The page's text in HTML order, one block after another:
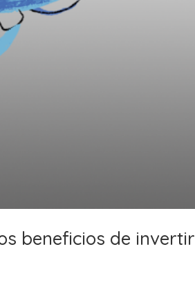
beneficios de invertir